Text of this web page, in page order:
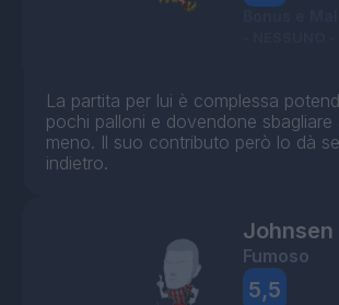
La partita per lui è complessa
pochi palloni e dovendone sbagliare
meno. Il suo contributo però lo dà
indietro.
Johnsen
Fumoso
5,5